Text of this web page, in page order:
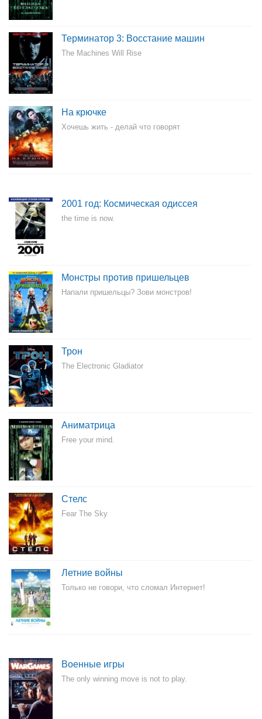
Терминатор 3: Восстание машин
The Machines Will Rise
На крючке
Хочешь жить - делай что говорят
2001 год: Космическая одиссея
the time is now.
Монстры против пришельцев
Напали пришельцы? Зови монстров!
Трон
The Electronic Gladiator
Аниматрица
Free your mind.
Стелс
Fear The Sky
Летние войны
Только не говори, что сломал Интернет!
Военные игры
The only winning move is not to play.